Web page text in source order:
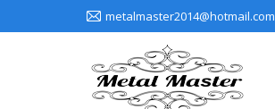
metalmaster2014@hotmail.com